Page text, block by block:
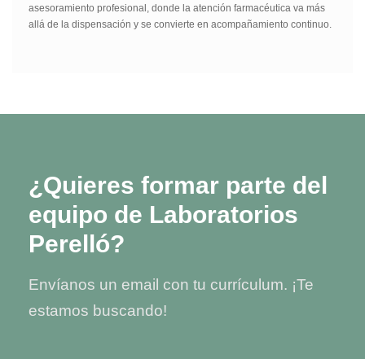
asesoramiento profesional, donde la atención farmacéutica va más
allá de la dispensación y se convierte en acompañamiento continuo.
¿Quieres formar parte del
equipo de Laboratorios
Perelló?
Envíanos un email con tu currículum. ¡Te
estamos buscando!